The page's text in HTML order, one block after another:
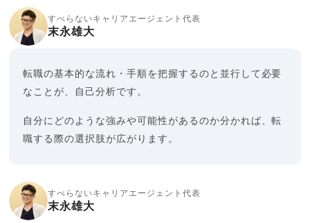
すべらないキャリアエージェント代表
末永雄大
転職の基本的な流れ・手順を把握するのと並行して必要
なことが、自己分析です。
自分にどのような強みや可能性があるのか分かれば、転
職する際の選択肢が広がります。
すべらないキャリアエージェント代表
末永雄大